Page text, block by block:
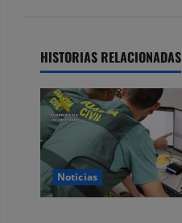
i
ó
n
d
e
HISTORIAS RELACIONADAS
Noticias